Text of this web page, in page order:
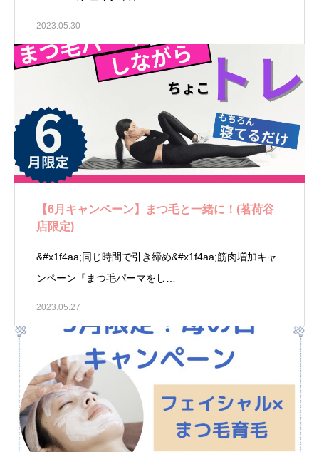
2023.05.30
【6月キャンペーン】まつ毛と一緒に！(茗荷谷
店限定)
&#x1f4aa;同じ時間で引き締め&#x1f4aa;筋肉増加キャ
ンペーン『まつ毛パーマをし…
2023.05.27